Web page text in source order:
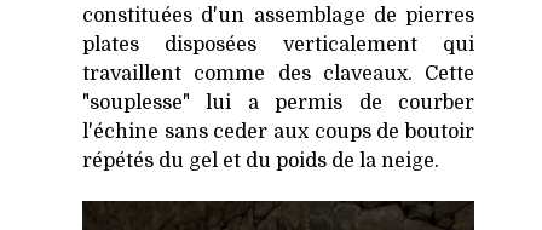
constituées d'un assemblage de pierres
plates disposées verticalement qui
travaillent comme des claveaux. Cette
"souplesse" lui a permis de courber
l'échine sans ceder aux coups de boutoir
répétés du gel et du poids de la neige.